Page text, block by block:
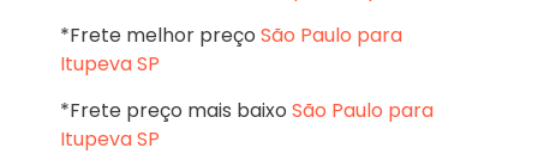
*Frete melhor preço São Paulo para
Itupeva SP
*Frete preço mais baixo São Paulo para
Itupeva SP